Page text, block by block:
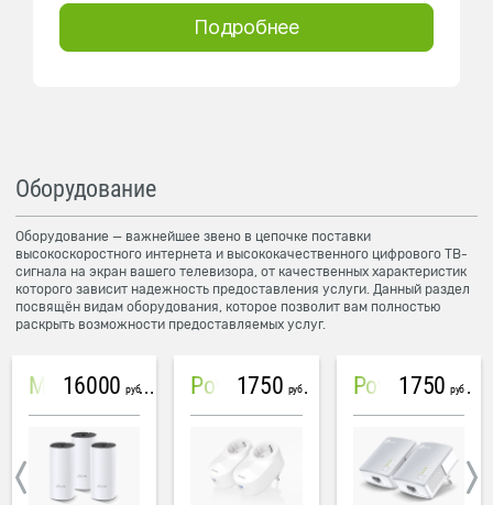
Подробнее
Оборудование
Оборудование — важнейшее звено в цепочке поставки
высокоскоростного интернета и высококачественного цифрового ТВ-
сигнала на экран вашего телевизора, от качественных характеристик
которого зависит надежность предоставления услуги. Данный раздел
посвящён видам оборудования, которое позволит вам полностью
раскрыть возможности предоставляемых услуг.
Mesh система TP-Link Deco M4 (3 устройства)
16000 руб PowerLine Tenda PH6
1750 руб PowerLine TP-Link AV600
1750 руб